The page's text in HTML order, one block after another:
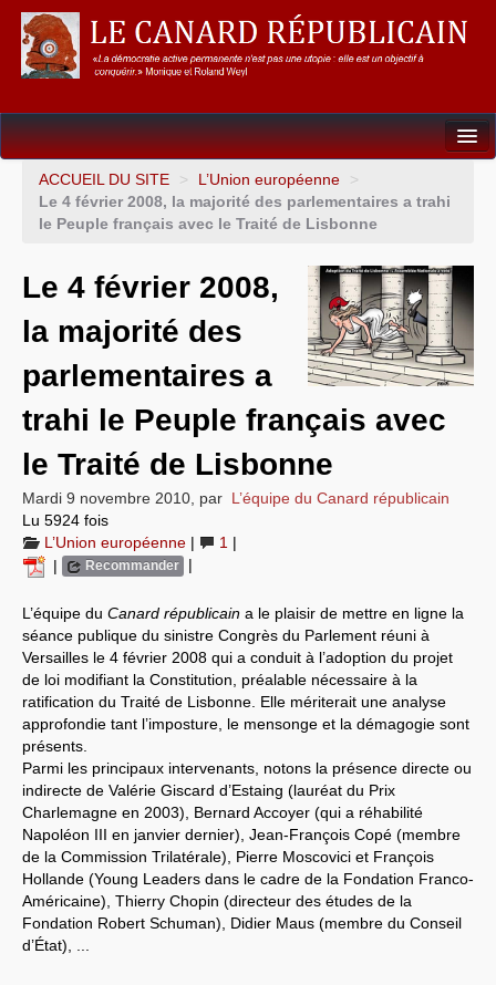
Dossiers
L’Union européenne
Un éléphant, ça trompe énormément !
Gouvernance mondiale & mondialisation
International
Systèmes & société sous contrôle
Nouvelles de l’antirépublique
Crises "Covid-19 & H1N1"
Guerre en Ukraine
ACCUEIL DU SITE > L’Union européenne
>
Le 4 février 2008, la majorité des parlementaires a trahi
le Peuple français avec le Traité de Lisbonne
Le 4 février 2008,
la majorité des
parlementaires a
trahi le Peuple français avec
le Traité de Lisbonne
Mardi 9 novembre 2010 par L’équipe du Canard républicain
Lu 5924 fois
L’Union européenne | 1 |
|
Recommander |
L’équipe du Canard républicain a le plaisir de mettre en ligne la
séance publique du sinistre Congrès du Parlement réuni à
Versailles le 4 février 2008 qui a conduit à l’adoption du projet
de loi modifiant la Constitution, préalable nécessaire à la
ratification du Traité de Lisbonne. Elle mériterait une analyse
approfondie tant l’imposture, le mensonge et la démagogie sont
présents.
Parmi les principaux intervenants, notons la présence directe ou
indirecte de Valérie Giscard d’Estaing (lauréat du Prix
Charlemagne en 2003), Bernard Accoyer (qui a réhabilité
Napoléon III en janvier dernier), Jean-François Copé (membre
de la Commission Trilatérale), Pierre Moscovici et François
Hollande (Young Leaders dans le cadre de la Fondation Franco-
Américaine), Thierry Chopin (directeur des études de la
Fondation Robert Schuman), Didier Maus (membre du Conseil
d’État), ...